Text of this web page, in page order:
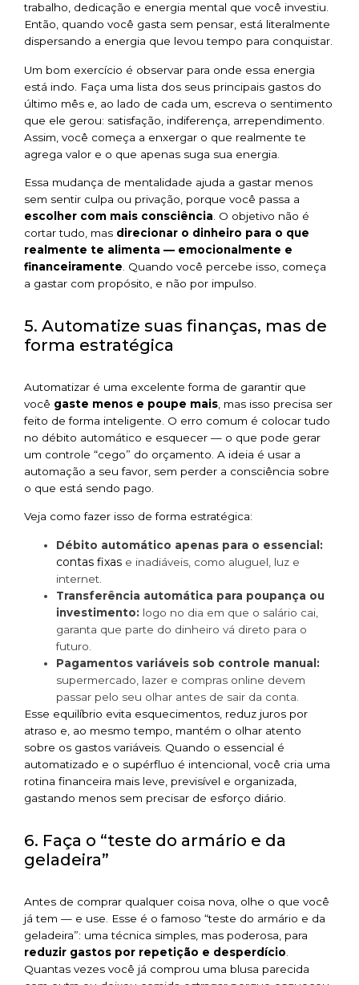
trabalho, dedicação e energia mental que você investiu.
Então, quando você gasta sem pensar, está literalmente
dispersando a energia que levou tempo para conquistar.
Um bom exercício é observar para onde essa energia
está indo. Faça uma lista dos seus principais gastos do
último mês e, ao lado de cada um, escreva o sentimento
que ele gerou: satisfação, indiferença, arrependimento.
Assim, você começa a enxergar o que realmente te
agrega valor e o que apenas suga sua energia.
Essa mudança de mentalidade ajuda a gastar menos
sem sentir culpa ou privação, porque você passa a
escolher com mais consciência . O objetivo não é
cortar tudo, mas direcionar o dinheiro para o que
realmente te alimenta — emocionalmente e
financeiramente . Quando você percebe isso, começa
a gastar com propósito, e não por impulso.
5. Automatize suas finanças, mas de
forma estratégica
Automatizar é uma excelente forma de garantir que
você gaste menos e poupe mais , mas isso precisa ser
feito de forma inteligente. O erro comum é colocar tudo
no débito automático e esquecer — o que pode gerar
um controle “cego” do orçamento. A ideia é usar a
automação a seu favor, sem perder a consciência sobre
o que está sendo pago.
Veja como fazer isso de forma estratégica:
Débito automático apenas para o essencial:
contas fixas e inadiáveis, como aluguel, luz e
internet.
Transferência automática para poupança ou
investimento: logo no dia em que o salário cai,
garanta que parte do dinheiro vá direto para o
futuro.
Pagamentos variáveis sob controle manual:
supermercado, lazer e compras online devem
passar pelo seu olhar antes de sair da conta.
Esse equilíbrio evita esquecimentos, reduz juros por
atraso e, ao mesmo tempo, mantém o olhar atento
sobre os gastos variáveis. Quando o essencial é
automatizado e o supérfluo é intencional, você cria uma
rotina financeira mais leve, previsível e organizada,
gastando menos sem precisar de esforço diário.
6. Faça o “teste do armário e da
geladeira”
Antes de comprar qualquer coisa nova, olhe o que você
já tem — e use. Esse é o famoso “teste do armário e da
geladeira”: uma técnica simples, mas poderosa, para
reduzir gastos por repetição e desperdício
Quantas vezes você já comprou uma blusa parecida